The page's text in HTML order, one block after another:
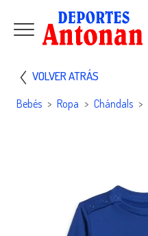
VOLVER ATRÁS
Bebés Ropa Chándals